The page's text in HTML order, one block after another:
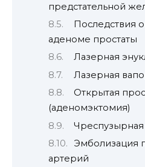
предстательной
Последствия
аденоме простаты
Лазерная
Лазерная
Открытая
(аденомэктомия)
Эмболизация
артерий